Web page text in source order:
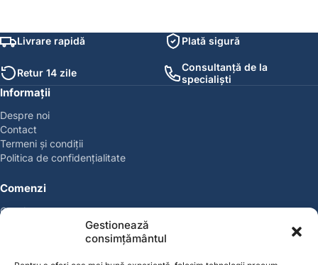
Gestionează
consimțământul
Livrare rapidă Plată sigură
Retur 14 zile
Consultanță de la
specialiști
Informații
Despre noi
Contact
Termeni și condiții
Politica de confidențialitate
Comenzi
Coșul meu